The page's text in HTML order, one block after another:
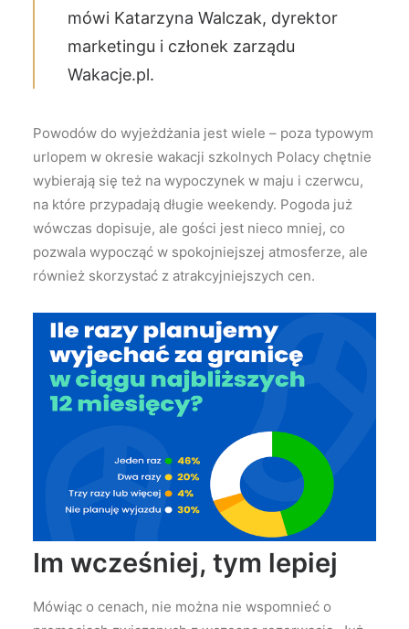
mówi Katarzyna Walczak, dyrektor
marketingu i członek zarządu
Wakacje.pl.
Powodów do wyjeżdżania jest wiele – poza typowym
urlopem w okresie wakacji szkolnych Polacy chętnie
wybierają się też na wypoczynek w maju i czerwcu,
na które przypadają długie weekendy. Pogoda już
wówczas dopisuje, ale gości jest nieco mniej, co
pozwala wypocząć w spokojniejszej atmosferze, ale
również skorzystać z atrakcyjniejszych cen.
Im wcześniej, tym lepiej
Mówiąc o cenach, nie można nie wspomnieć o